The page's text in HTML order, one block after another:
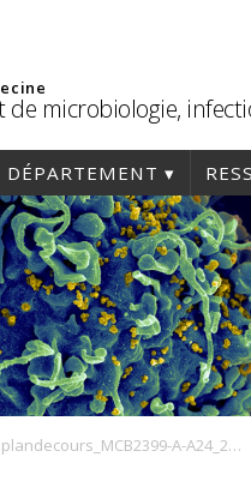
de microbiologie,
DÉPARTEMENT
plandecours_MCB2399-A-A24_2024-07-30